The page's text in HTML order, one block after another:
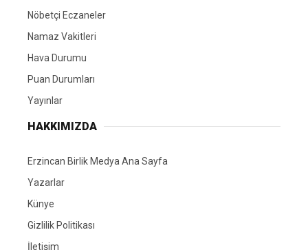
Nöbetçi Eczaneler
Namaz Vakitleri
Hava Durumu
Puan Durumları
Yayınlar
HAKKIMIZDA
Erzincan Birlik Medya Ana Sayfa
Yazarlar
Künye
Gizlilik Politikası
İletişim